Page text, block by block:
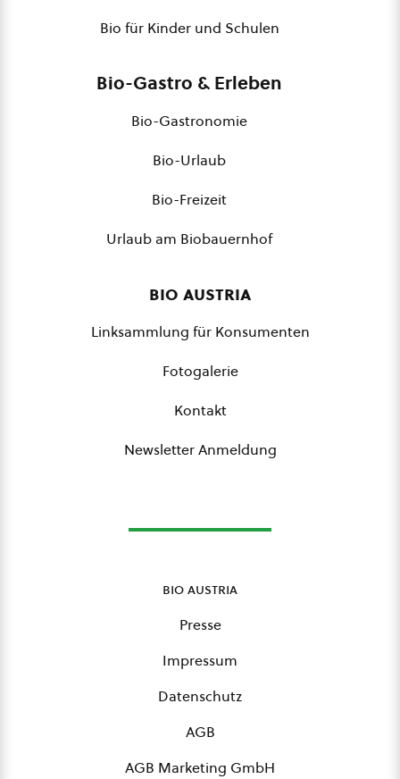
Bio für Kinder und Schulen
Bio-Gastro & Erleben
Bio-Gastronomie
Bio-Urlaub
Bio-Freizeit
Urlaub am Biobauernhof
bio austria
Linksammlung für Konsumenten
Fotogalerie
Kontakt
Newsletter Anmeldung
bio austria
Presse
Impressum
Datenschutz
AGB
AGB Marketing GmbH